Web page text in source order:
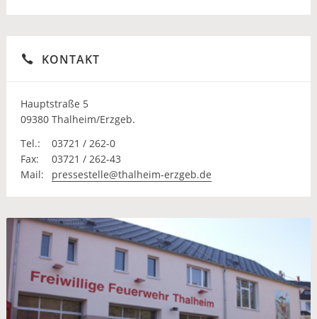
KONTAKT
Hauptstraße 5
09380 Thalheim/Erzgeb.
Tel.:
03721 / 262-0
Fax:
03721 / 262-43
Mail:
pressestelle@thalheim-erzgeb.de